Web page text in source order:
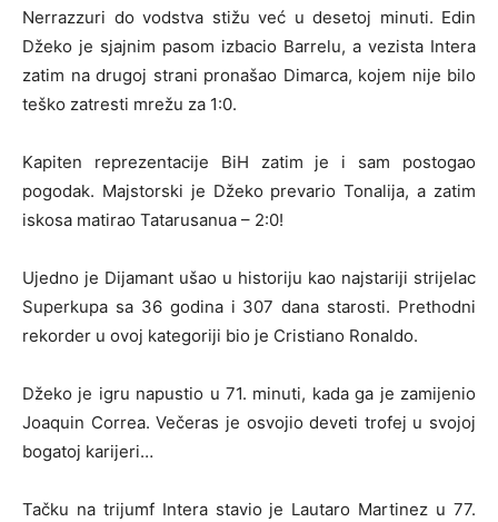
Nerrazzuri do vodstva stižu već u desetoj minuti. Edin
Džeko je sjajnim pasom izbacio Barrelu, a vezista Intera
zatim na drugoj strani pronašao Dimarca, kojem nije bilo
teško zatresti mrežu za 1:0.
Kapiten reprezentacije BiH zatim je i sam postogao
pogodak. Majstorski je Džeko prevario Tonalija, a zatim
iskosa matirao Tatarusanua – 2:0!
Ujedno je Dijamant ušao u historiju kao najstariji strijelac
Superkupa sa 36 godina i 307 dana starosti. Prethodni
rekorder u ovoj kategoriji bio je Cristiano Ronaldo.
Džeko je igru napustio u 71. minuti, kada ga je zamijenio
Joaquin Correa. Večeras je osvojio deveti trofej u svojoj
bogatoj karijeri…
Tačku na trijumf Intera stavio je Lautaro Martinez u 77.